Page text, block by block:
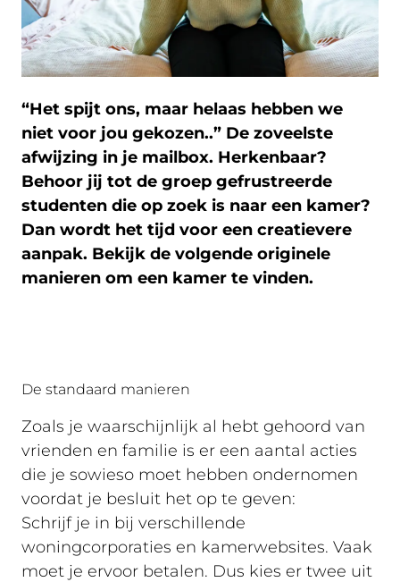
“Het spijt ons, maar helaas hebben we
niet voor jou gekozen..” De zoveelste
afwijzing in je mailbox. Herkenbaar?
Behoor jij tot de groep gefrustreerde
studenten die op zoek is naar een kamer?
Dan wordt het tijd voor een creatievere
aanpak. Bekijk de volgende originele
manieren om een kamer te vinden.
De standaard manieren
Zoals je waarschijnlijk al hebt gehoord van
vrienden en familie is er een aantal acties
die je sowieso moet hebben ondernomen
voordat je besluit het op te geven:
Schrijf je in bij verschillende
woningcorporaties en kamerwebsites. Vaak
moet je ervoor betalen. Dus kies er twee uit